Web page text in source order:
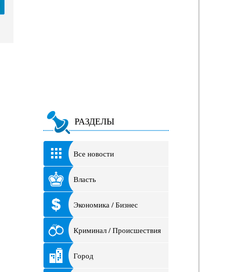
РАЗДЕЛЫ
Все новости
Власть
Экономика / Бизнес
Криминал / Происшествия
Город